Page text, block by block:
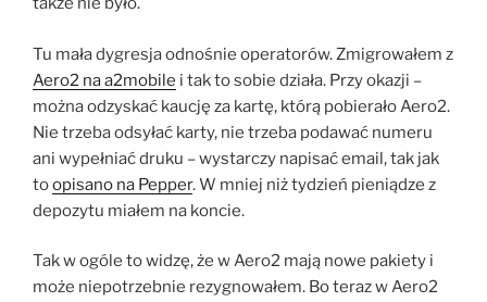
Tu mała dygresja odnośnie operatorów. Zmigrowałem z
Aero2 na a2mobile i tak to sobie działa. Przy okazji –
można odzyskać kaucję za kartę, którą pobierało Aero2.
Nie trzeba odsyłać karty, nie trzeba podawać numeru
ani wypełniać druku – wystarczy napisać email, tak jak
toopisano na Pepper. W mniej niż tydzień pieniądze z
depozytu miałem na koncie.
Tak w ogóle to widzę, że w Aero2 mają nowe pakiety i
może niepotrzebnie rezygnowałem. Bo teraz w Aero2